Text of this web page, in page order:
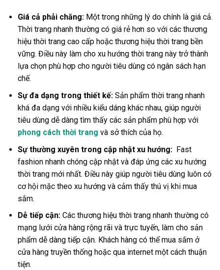
Giá cả phải chăng:Một trong những lý do chính là giá cả.
Thời trang nhanh thường có giá rẻ hơn so với các thương
hiệu thời trang cao cấp hoặc thương hiệu thời trang bền
vững. Điều này làm cho xu hướng thời trang này trở thành
lựa chọn phù hợp cho người tiêu dùng có ngân sách hạn
chế.
Sự đa dạng trong thiết kế:Sản phẩm thời trang nhanh
khá đa dạng với nhiều kiểu dáng khác nhau, giúp người
tiêu dùng dễ dàng tìm thấy các sản phẩm phù hợp với
phong cách thời trang và sở thích của họ.
Sự thường xuyên trong cập nhật xu hướng:Fast
fashion nhanh chóng cập nhật và đáp ứng các xu hướng
thời trang mới nhất. Điều này giúp người tiêu dùng luôn có
cơ hội mặc theo xu hướng và cảm thấy thú vị khi mua
sắm.
Dễ tiếp cận:Các thương hiệu thời trang nhanh thường có
mạng lưới cửa hàng rộng rãi và trực tuyến, làm cho sản
phẩm dễ dàng tiếp cận. Khách hàng có thể mua sắm ở
cửa hàng truyền thống hoặc qua internet một cách thuận
tiện.